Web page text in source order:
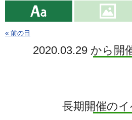
« 前の日
2020.03.29 から開
長期開催のイ